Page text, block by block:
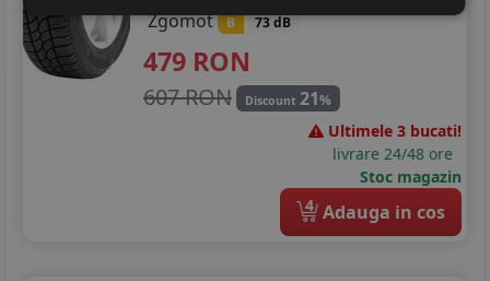
Zgomot B 73 dB
479 RON
607 RON Discount 21%
Ultimele 3 bucati!
livrare 24/48 ore
Stoc magazin
4 Adauga in cos